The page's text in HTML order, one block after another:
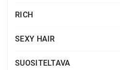
RICH
SEXY HAIR
SUOSITELTAVA